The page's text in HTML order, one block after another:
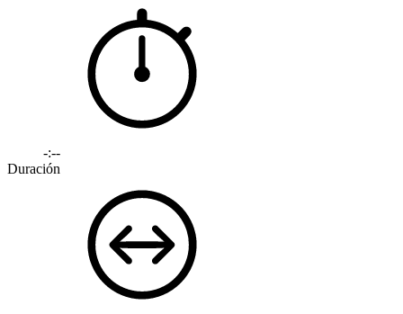
-:--
Duración